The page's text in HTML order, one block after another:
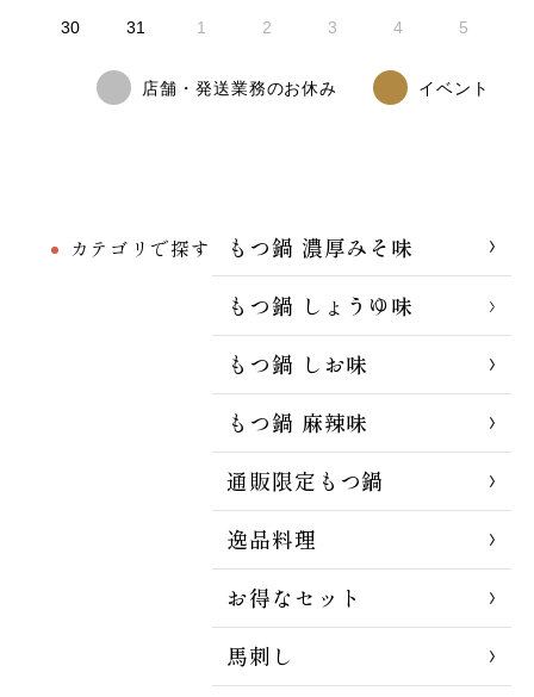
カテゴリで探す
もつ鍋 濃厚みそ味
もつ鍋 しょうゆ味
もつ鍋 しお味
もつ鍋 麻辣味
通販限定もつ鍋
逸品料理
お得なセット
馬刺し
30 31 1 2 3 4 5
店舗・発送業務のお休み イベント